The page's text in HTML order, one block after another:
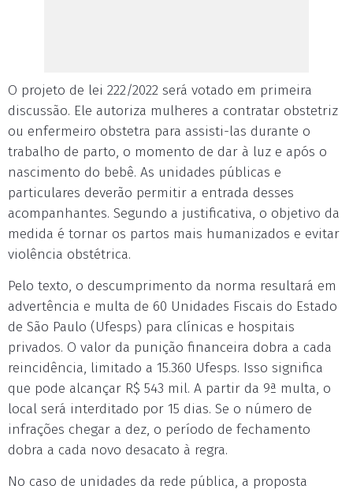
O projeto de lei 222/2022 será votado em primeira
discussão. Ele autoriza mulheres a contratar obstetriz
ou enfermeiro obstetra para assisti-las durante o
trabalho de parto, o momento de dar à luz e após o
nascimento do bebê. As unidades públicas e
particulares deverão permitir a entrada desses
acompanhantes. Segundo a justificativa, o objetivo da
medida é tornar os partos mais humanizados e evitar
violência obstétrica.
Pelo texto, o descumprimento da norma resultará em
advertência e multa de 60 Unidades Fiscais do Estado
de São Paulo (Ufesps) para clínicas e hospitais
privados. O valor da punição financeira dobra a cada
reincidência, limitado a 15.360 Ufesps. Isso significa
que pode alcançar R$ 543 mil. A partir da 9ª multa, o
local será interditado por 15 dias. Se o número de
infrações chegar a dez, o período de fechamento
dobra a cada novo desacato à regra.
No caso de unidades da rede pública, a proposta